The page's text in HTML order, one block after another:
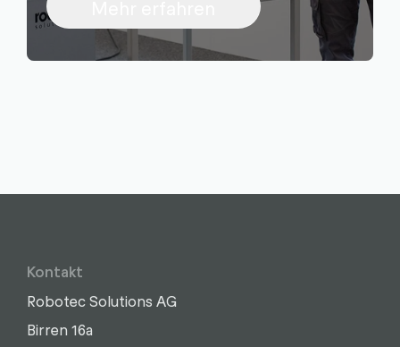
Kontakt
Robotec Solutions AG
Birren 16a